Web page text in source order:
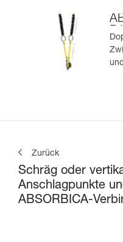
Zurück
Schräg oder
Anschlagpunkte
ABSORBICA-